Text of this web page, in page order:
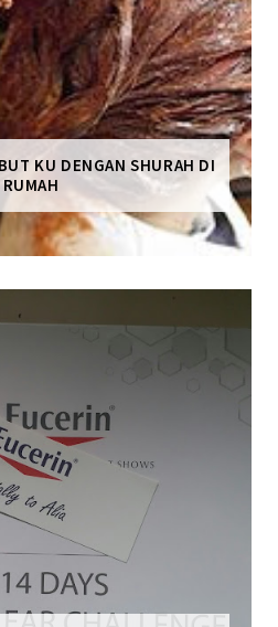
KU DENGAN SHURAH DI
RUMAH